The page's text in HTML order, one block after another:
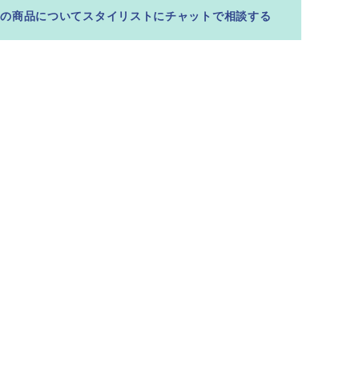
商品についてスタイリストにチャットで相談する